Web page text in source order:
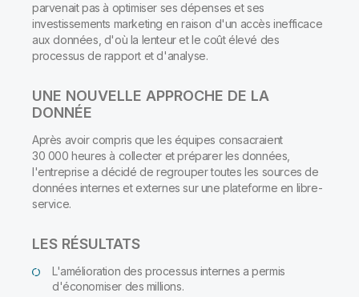
parvenait pas à optimiser ses dépenses et ses
investissements marketing en raison d'un accès inefficace
aux données, d'où la lenteur et le coût élevé des
processus de rapport et d'analyse.
UNE NOUVELLE APPROCHE DE LA
DONNÉE
Après avoir compris que les équipes consacraient
30 000 heures à collecter et préparer les données,
l'entreprise a décidé de regrouper toutes les sources de
données internes et externes sur une plateforme en libre-
service.
LES RÉSULTATS
L'amélioration des processus internes a permis
d'économiser des millions.